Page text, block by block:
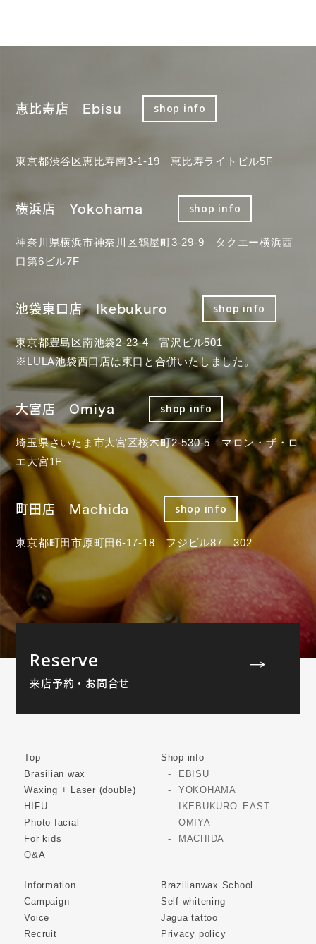
恵比寿店 Ebisu shop info
東京都渋谷区恵比寿南3-1-19 恵比寿ライトビル5F
横浜店 Yokohama shop info
神奈川県横浜市神奈川区鶴屋町3-29-9 タクエー横浜西
口第6ビル7F
池袋東口店 Ikebukuro shop info
東京都豊島区南池袋2-23-4 富沢ビル501
※LULA池袋西口店は東口と合併いたしました。
大宮店 Omiya shop info
埼玉県さいたま市大宮区桜木町2-530-5 マロン・ザ・ロ
エ大宮1F
町田店 Machida shop info
東京都町田市原町田6-17-18 フジビル87 302
Reserve
来店予約・お問合せ
Top
Brasilian wax
Waxing + Laser (double)
HIFU
Photo facial
For kids
Q&A
Shop info
EBISU
YOKOHAMA
IKEBUKURO_EAST
OMIYA
MACHIDA
Information
Campaign
Voice
Recruit
Brazilianwax School
Self whitening
Jagua tattoo
Privacy policy